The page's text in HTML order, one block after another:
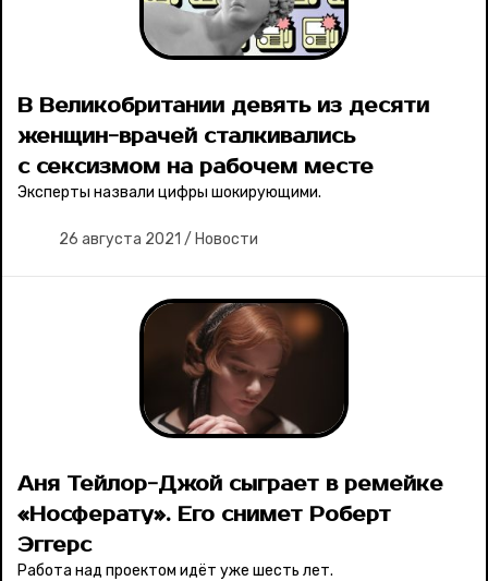
В Великобритании девять из десяти
женщин-врачей сталкивались
с сексизмом на рабочем месте
Эксперты назвали цифры шокирующими.
26 августа 2021 / Новости
Аня Тейлор-Джой сыграет в ремейке
«Носферату». Его снимет Роберт
Эггерс
Работа над проектом идёт уже шесть лет.